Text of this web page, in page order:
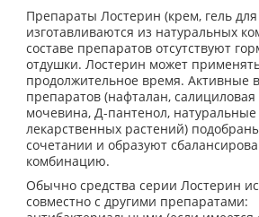
Препараты Лостерин (крем, гель
изготавливаются из натуральных
составе препаратов отсутствуют
отдушки. Лостерин может
продолжительное время. Активные
препаратов (нафталан, салициловая
мочевина, Д-пантенол, натуральные
лекарственных растений)
сочетании и образуют
комбинацию.
Обычно средства серии Лостерин
совместно с другими препаратами: